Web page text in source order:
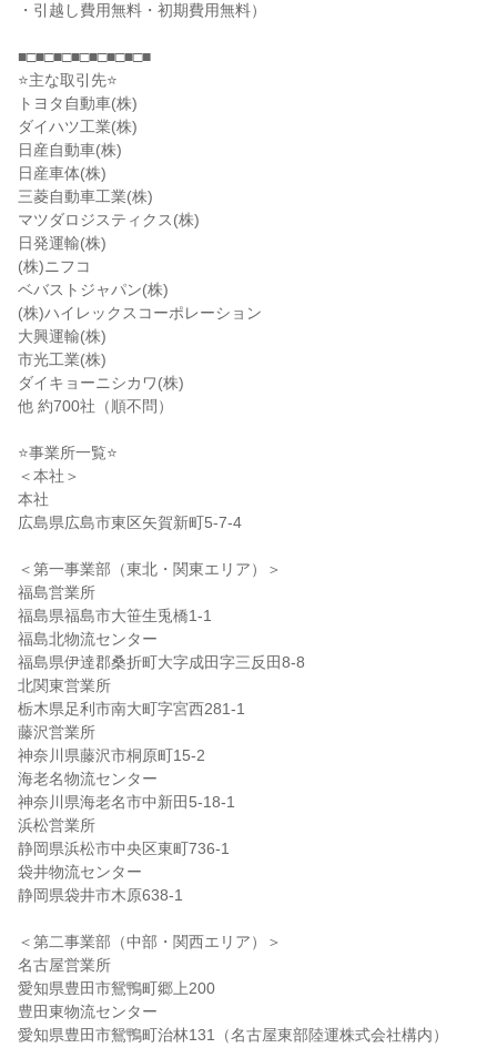
・引越し費用無料・初期費用無料）
■□■□■□■□■□■□■□■
⭐主な取引先⭐
トヨタ自動車(株)
ダイハツ工業(株)
日産自動車(株)
日産車体(株)
三菱自動車工業(株)
マツダロジスティクス(株)
日発運輸(株)
(株)ニフコ
ベバストジャパン(株)
(株)ハイレックスコーポレーション
大興運輸(株)
市光工業(株)
ダイキョーニシカワ(株)
他 約700社（順不問）
⭐事業所一覧⭐
＜本社＞
本社
広島県広島市東区矢賀新町5-7-4
＜第一事業部（東北・関東エリア）＞
福島営業所
福島県福島市大笹生兎橋1-1
福島北物流センター
福島県伊達郡桑折町大字成田字三反田8-8
北関東営業所
栃木県足利市南大町字宮西281-1
藤沢営業所
神奈川県藤沢市桐原町15-2
海老名物流センター
神奈川県海老名市中新田5-18-1
浜松営業所
静岡県浜松市中央区東町736-1
袋井物流センター
静岡県袋井市木原638-1
＜第二事業部（中部・関西エリア）＞
名古屋営業所
愛知県豊田市鴛鴨町郷上200
豊田東物流センター
愛知県豊田市鴛鴨町治林131（名古屋東部陸運株式会社構内）